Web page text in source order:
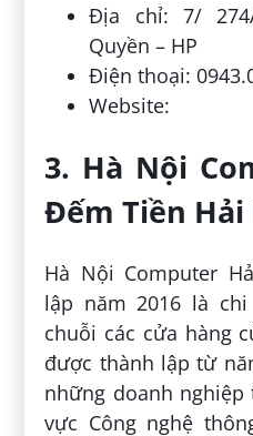
Địa chỉ: 7/
Quyền – HP
Điện thoại:
Website:
3. Hà Nội
Đếm Tiền Hải
Hà Nội Computer
lập năm 2016 là
chuỗi các cửa hàng
được thành lập từ
những doanh
vực Công nghệ